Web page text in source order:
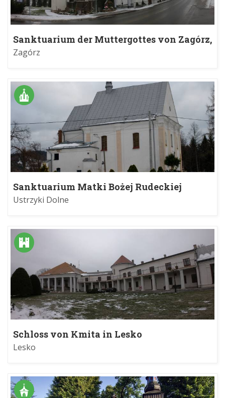
Sanktuarium der Muttergottes von Zagórz,
der Mutter des Neulebens in Zagórz
Zagórz
Sanktuarium Matki Bożej Rudeckiej
Królowej Bieszczadzkiej w Ustrzykach
Dolnych
Ustrzyki Dolne
Schloss von Kmita in Lesko
Lesko